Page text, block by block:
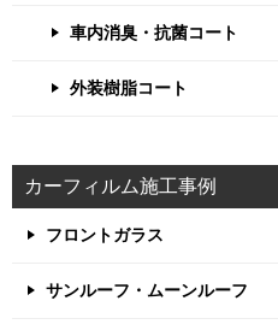
車内消臭・抗菌コート
外装樹脂コート
カーフィルム施工事例
フロントガラス
サンルーフ・ムーンルーフ